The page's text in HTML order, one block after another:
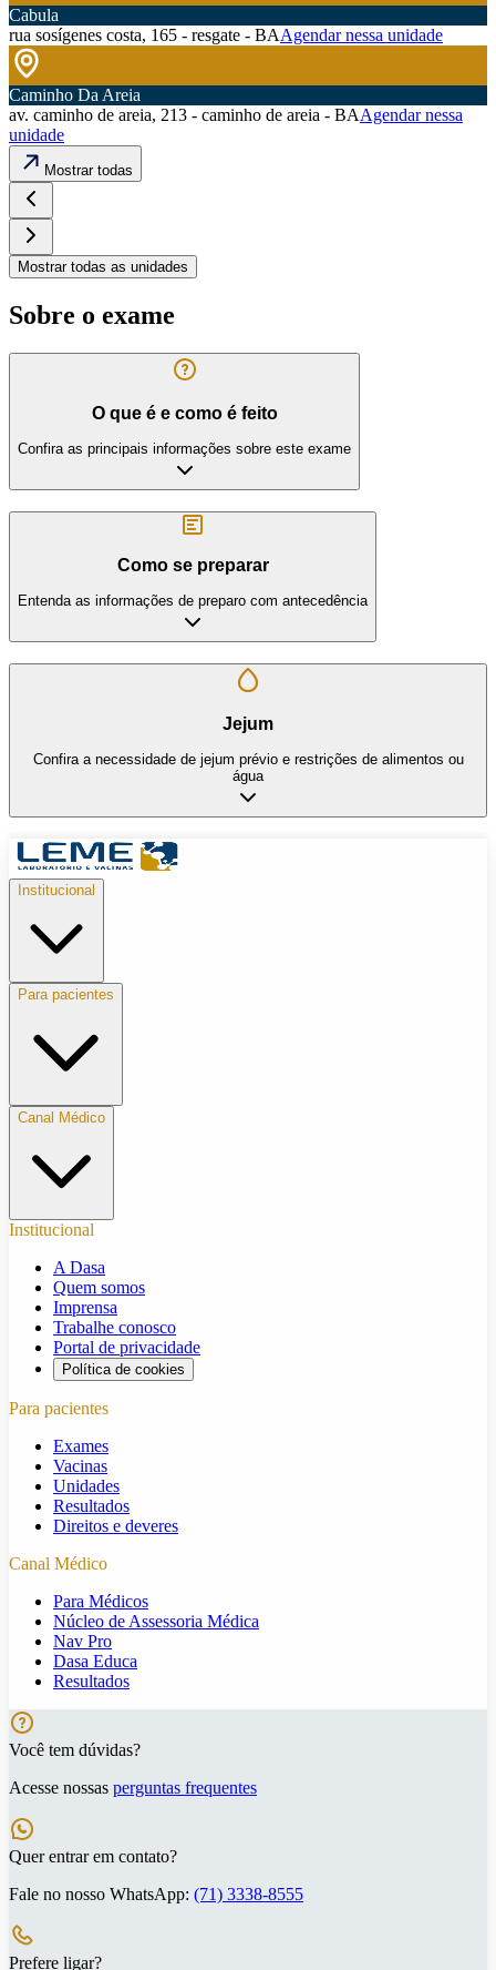
Cabula
rua sosígenes costa, 165 - resgate - BAAgendar nessa unidade
Caminho Da Areia
av. caminho de areia, 213 - caminho de areia - BAAgendar nessa
unidade
Mostrar todas
Mostrar todas as unidades
Sobre o exame
O que é e como é feito
Confira as principais informações sobre este exame
Como se preparar
Entenda as informações de preparo com antecedência
Jejum
Confira a necessidade de jejum prévio e restrições de alimentos ou
água
Institucional
Para pacientes
Canal Médico
Institucional
A Dasa
Quem somos
Imprensa
Trabalhe conosco
Portal de privacidade
Política de cookies
Para pacientes
Exames
Vacinas
Unidades
Resultados
Direitos e deveres
Canal Médico
Para Médicos
Núcleo de Assessoria Médica
Nav Pro
Dasa Educa
Resultados
Você tem dúvidas?
Acesse nossas perguntas frequentes
Quer entrar em contato?
Fale no nosso WhatsApp: (71) 3338-8555
Prefere ligar?